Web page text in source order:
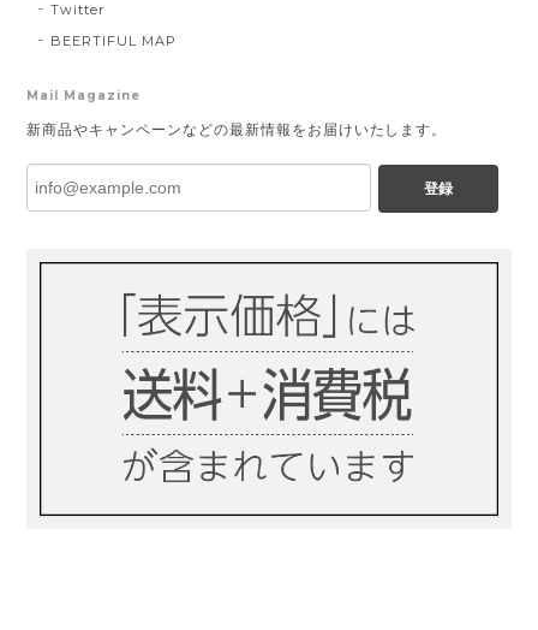
Twitter
BEERTIFUL MAP
Mail Magazine
新商品やキャンペーンなどの最新情報をお届けいたします。
登録